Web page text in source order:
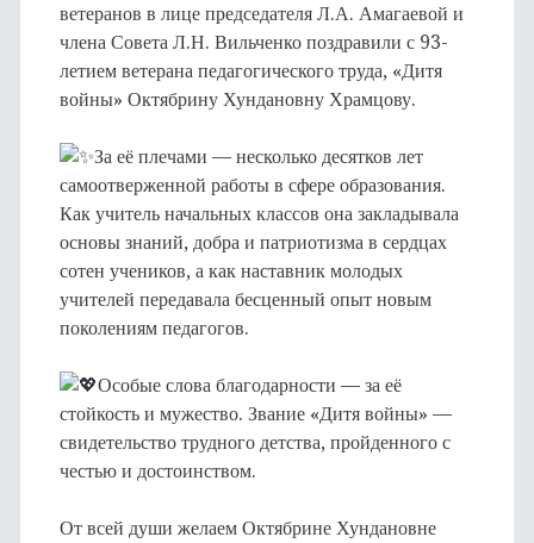
ветеранов в лице председателя Л.А. Амагаевой и
члена Совета Л.Н. Вильченко поздравили с 93-
летием ветерана педагогического труда, «Дитя
войны» Октябрину Хундановну Храмцову.
За её плечами — несколько десятков лет
самоотверженной работы в сфере образования.
Как учитель начальных классов она закладывала
основы знаний, добра и патриотизма в сердцах
сотен учеников, а как наставник молодых
учителей передавала бесценный опыт новым
поколениям педагогов.
Особые слова благодарности — за её
стойкость и мужество. Звание «Дитя войны» —
свидетельство трудного детства, пройденного с
честью и достоинством.
От всей души желаем Октябрине Хундановне